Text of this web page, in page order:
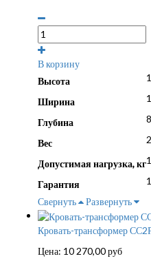
В корзину
Высота
Ширина
Глубина
Вес
Допустимая нагрузка, кг
Гарантия
Свернуть
Развернуть
Кровать-трансформер
Цена: 10 270,00руб